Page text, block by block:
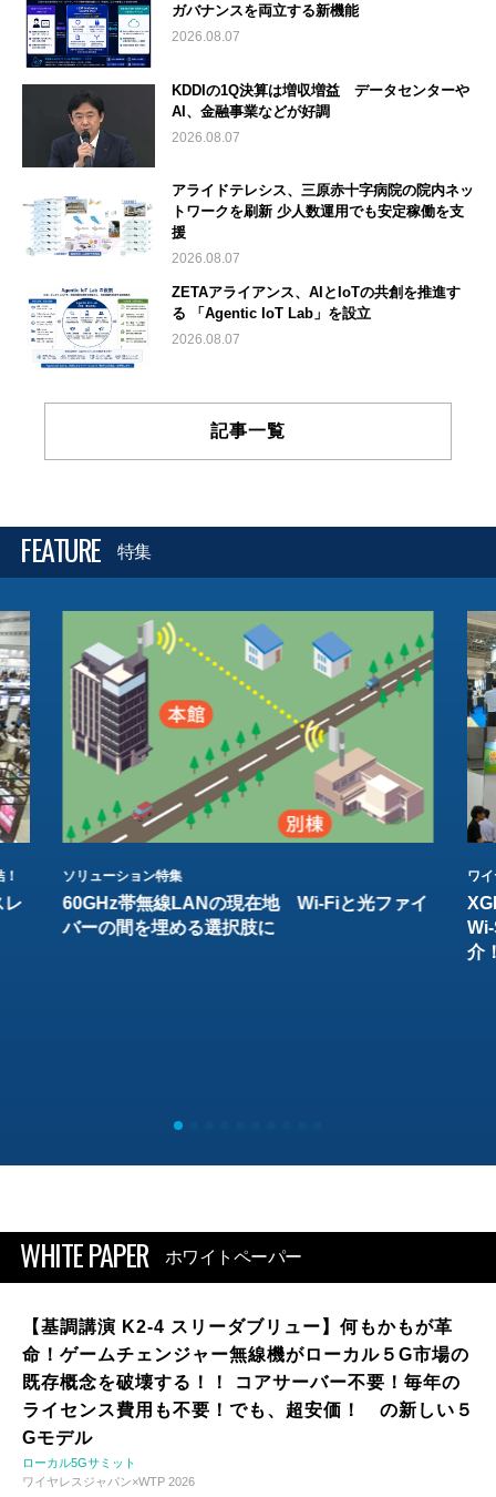
ガバナンスを両立する新機能
2026.08.07
KDDIの1Q決算は増収増益 データセンターや
AI、金融事業などが好調
2026.08.07
アライドテレシス、三原赤十字病院の院内ネッ
トワークを刷新 少人数運用でも安定稼働を支
援
2026.08.07
ZETAアライアンス、AIとIoTの共創を推進す
る 「Agentic IoT Lab」を設立
2026.08.07
記事一覧
FEATURE 特集
レ
ソリューション特集
60GHz帯無線LANの現在地 Wi-Fiと光ファイ
バーの間を埋める選択肢に
ワ
介
WHITE PAPER ホワイトペーパー
【基調講演 K2-4 スリーダブリュー】何もかもが革
命！ゲームチェンジャー無線機がローカル５G市場の
既存概念を破壊する！！ コアサーバー不要！毎年の
ライセンス費用も不要！でも、超安価！ の新しい５
Gモデル
ローカル5Gサミット
ワイヤレスジャパン×WTP 2026